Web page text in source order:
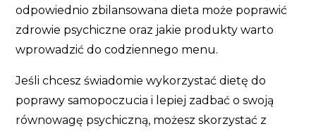
odpowiednio zbilansowana dieta może poprawić
zdrowie psychiczne oraz jakie produkty warto
wprowadzić do codziennego menu.
Jeśli chcesz świadomie wykorzystać dietę do
poprawy samopoczucia i lepiej zadbać o swoją
równowagę psychiczną, możesz skorzystać z